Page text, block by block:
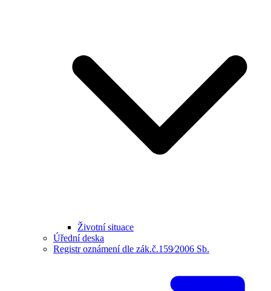
Životní situace
Úřední deska
Registr oznámení dle zák.č.159⁄2006 Sb.